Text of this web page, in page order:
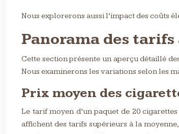
Nous explorerons aussi l’impact des coûts
Panorama des
Cette section présente un aperçu détaillé
Nous examinerons les variations selon les
Prix moyen des
Le tarif moyen d’un paquet de 20
affichent des tarifs supérieurs à la